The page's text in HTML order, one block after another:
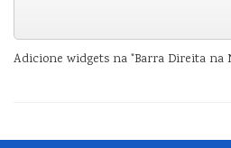
Adicione widgets na "Barra Direita na